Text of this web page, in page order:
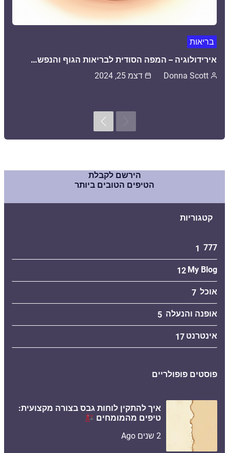
בריאות
אירידולוגיה – המפה הסודית לבריאות הגוף והנפש…
Donna Scott דצמ 25, 2024
Previous
Next
הירשם לקבלת
הטיפים הטובים ביותר
קטגוריות
777
1
My Blog
12
אוכל 7
אופנה והנעלה 5
אינטרנט 17
פוסטים פופולריים
איך להתקין לוחות גבס בצורה מקצועית:
טיפים מהמומחים
2 שנים Ago